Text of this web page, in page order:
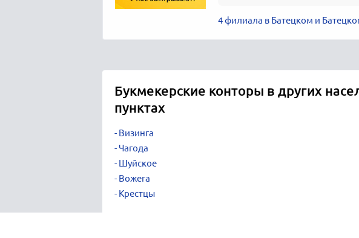
4 филиала в Батецком и
Букмекерские конторы в других
пунктах
Визинга
Чагода
Шуйское
Вожега
Крестцы